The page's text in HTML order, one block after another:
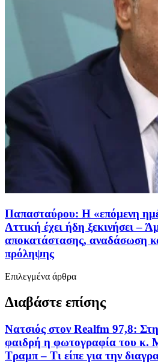
Παπασταύρου: Η «επόμενη
Αττική έχει ήδη ξεκινήσει –
αποκατάστασης, αναδάσωση
πρόληψης
Επιλεγμένα άρθρα
Διαβάστε επίσης
Νατσιός στον Realfm 97,8:
φαιδρή η φωτογραφία του κ.
Τραμπ – Τι είπε για την